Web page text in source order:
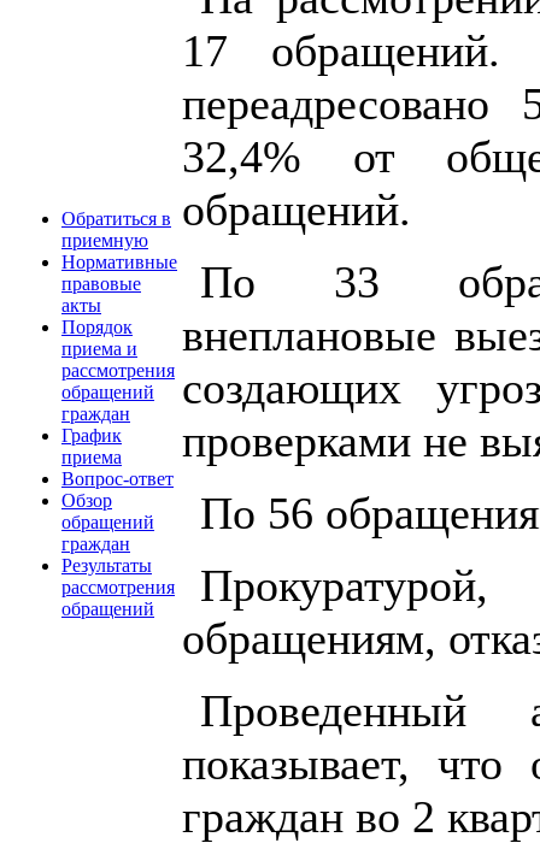
Обратиться в
приемную
Нормативные
правовые
акты
Порядок
приема и
рассмотрения
обращений
граждан
График
приема
Вопрос-ответ
Обзор
обращений
граждан
Результаты
рассмотрения
обращений
17 обращений.
32,4% от
обращений.
По 33
внеплановые
создающих
проверками не
По 56
обращениям,
Проведенный
показывает,
граждан во 2